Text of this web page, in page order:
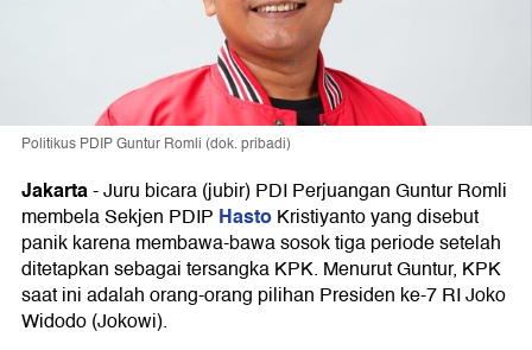
Politikus PDIP Guntur Romli (dok. pribadi)
Jakarta-Juru bicara (jubir) PDI Perjuangan Guntur Romli
membela Sekjen PDIP HastoKristiyanto yang disebut
panik karena membawa-bawa sosok tiga periode setelah
ditetapkan sebagai tersangka KPK. Menurut Guntur, KPK
saat ini adalah orang-orang pilihan Presiden ke-7 RI Joko
Widodo (Jokowi).